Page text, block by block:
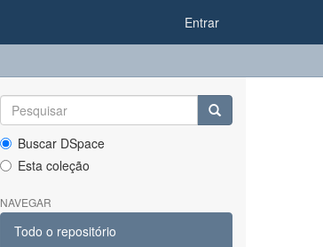
Entrar
Buscar DSpace
Esta coleção
NAVEGAR
Todo o repositório